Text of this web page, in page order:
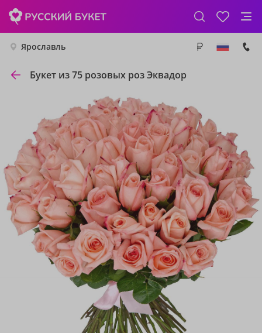
Ярославль
Букет из 75 розовых роз Эквадор